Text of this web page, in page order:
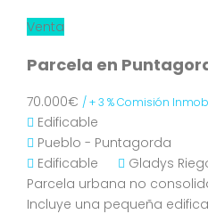
Venta
Parcela en
70.000€ / + 3 % Comisión
Edificable
Pueblo - Puntagorda
Edificable
Gladys
Parcela urbana no
Incluye una pequeña